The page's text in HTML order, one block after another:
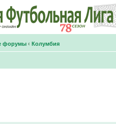
форумы ‹ Колумбия